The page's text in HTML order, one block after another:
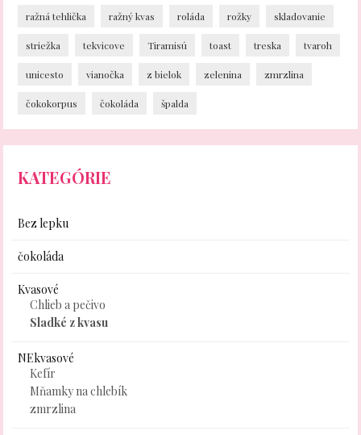
ražná tehlička ražný kvas roláda rožky skladovanie
striežka tekvicove Tiramisú toast treska tvaroh
unicesto vianočka z bielok zelenina zmrzlina
čokokorpus čokoláda špalda
KATEGÓRIE
Bez lepku
čokoláda
Kvasové
Chlieb a pečivo
Sladké z kvasu
NEkvasové
Kefír
Mňamky na chlebík
zmrzlina